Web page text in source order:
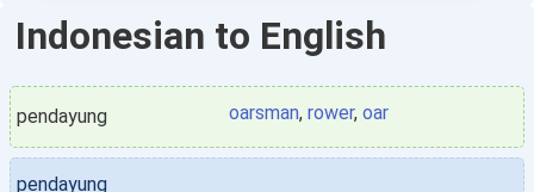
Indonesian to English
pendayung oarsman, rower, oar
pendayung